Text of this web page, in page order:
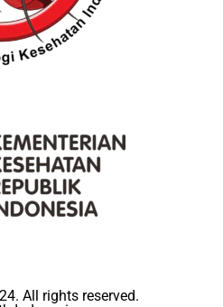
All rights reserved.